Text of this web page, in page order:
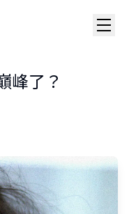
峰了？